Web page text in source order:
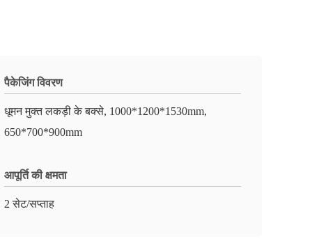
पैकेजिंग विवरण
धूमन मुक्त लकड़ी के बक्से, 1000*1200*1530mm,
650*700*900mm
आपूर्ति की क्षमता
2 सेट/सप्ताह